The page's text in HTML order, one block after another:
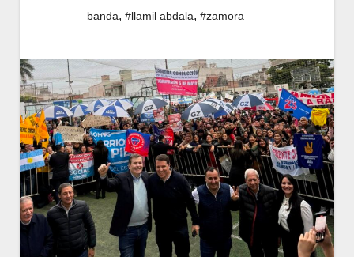
banda, #llamil abdala, #zamora